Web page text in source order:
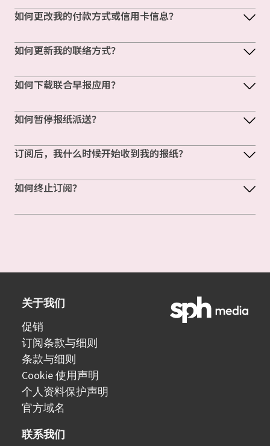
如何更改我的付款方式或信用卡信息？
如何更新我的联络方式？
如何下载联合早报应用？
如何暂停报纸派送？
订阅后，我什么时候开始收到我的报纸？
如何终止订阅？
关于我们
促销
订阅条款与细则
条款与细则
Cookie 使用声明
个人资料保护声明
官方域名
联系我们